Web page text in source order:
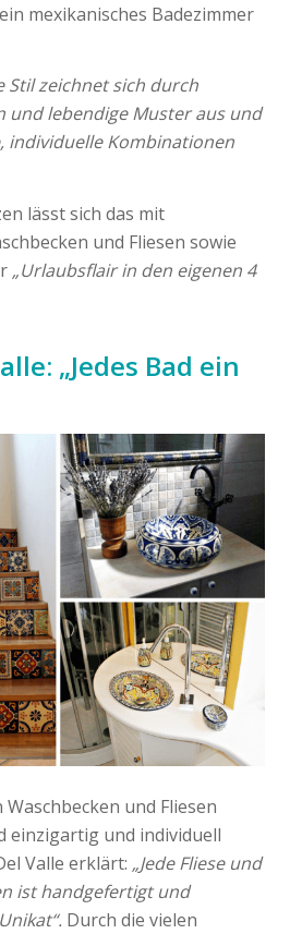
mexikanisches Badezimmer
Stil zeichnet sich durch
und lebendige Muster aus und
individuelle Kombinationen
lässt sich das mit
und Fliesen sowie
„Urlaubsflair in den eigenen 4
„Jedes Bad ein
und Fliesen
einzigartig und individuell
Valle erklärt: „Jede Fliese und
ist handgefertigt und
Durch die vielen